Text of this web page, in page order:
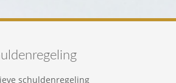
schuldenregeling